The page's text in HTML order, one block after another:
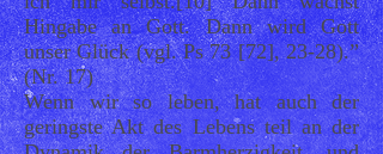
Hingabe an Gott. Dann wird Gott
unser Glück (vgl. Ps 73 [72], 23-28).”
(Nr. 17)
Wenn wir so leben, hat auch der
geringste Akt des Lebens teil an der